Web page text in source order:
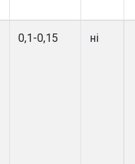
0,1-0,15 ні